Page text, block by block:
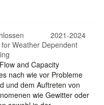
2021-2024
Weather Dependent
and Capacity
nach wie vor Probleme
und dem Auftreten von
wie Gewitter oder